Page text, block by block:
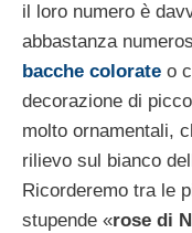
il loro numero è
abbastanza
bacche colorate o
decorazione di
molto ornamentali,
rilievo sul bianco
Ricorderemo tra le
stupende «rose di